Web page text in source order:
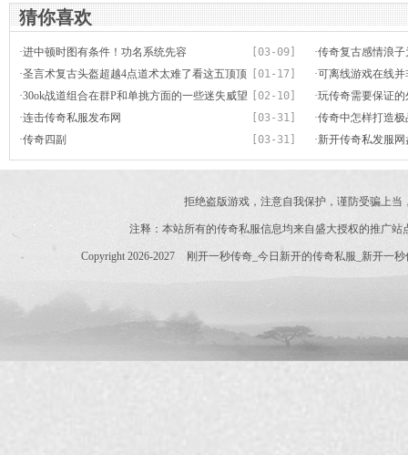
猜你喜欢
[03-09]
·进中顿时图有条件！功名系统先容 ·传奇复古感情浪
成了绝世高手
[01-17]
·圣言术复古头盔超越4点道术太难了看这五顶顶
尖头盔就晓得
·可离线游戏在线并
[02-10]
·30ok战道组合在群P和单挑方面的一些迷失威望 ·玩传奇需要保证
[03-31]
·连击传奇私服发布网 ·传奇中怎样打造极
[03-31]
·传奇四副 ·新开传奇私发服
第三顶属性超越开
拒绝盗版游戏，注意自我保护，谨防受骗上
注释：本站所有的传奇私服信息均来自盛大授权的推广
Copyright 2026-2027 刚开一秒传奇_今日新开的传奇私服_新开一